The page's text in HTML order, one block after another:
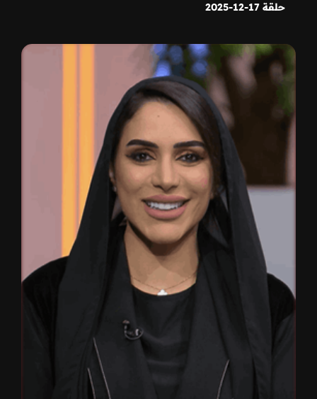
حلقة 17-12-2025